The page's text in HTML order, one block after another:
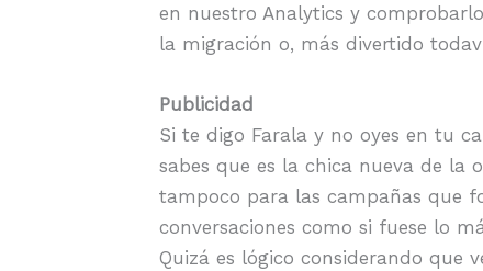
en nuestro Analytics y
la migración o, más divertido
Publicidad
Si te digo Farala y no oyes en tu
sabes que es la chica nueva de la
tampoco para las campañas que
conversaciones como si fuese lo
Quizá es lógico considerando que